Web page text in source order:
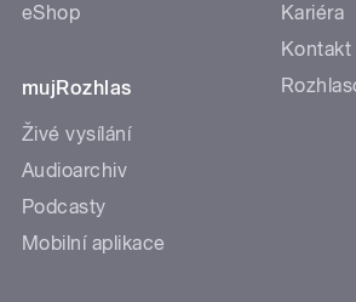
eShop
mujRozhlas
Živé vysílání
Audioarchiv
Podcasty
Mobilní aplikace
Kariéra
Kontakt